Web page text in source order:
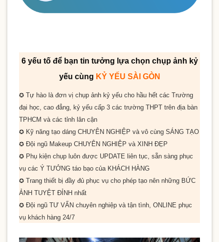
6 yếu tố để bạn tin tưởng lựa chọn chụp ảnh kỷ
yếu cùng KỶ YẾU SÀI GÒN
✪ Tự hào là đơn vị chụp ảnh kỷ yếu cho hầu hết các Trường
đại học, cao đẳng, kỷ yếu cấp 3 các trường THPT trên địa bàn
TPHCM và các tỉnh lân cận
✪ Kỹ năng tạo dáng CHUYÊN NGHIỆP và vô cùng SÁNG TẠO
✪ Đội ngũ Makeup CHUYÊN NGHIỆP và XINH ĐẸP
✪ Phụ kiện chụp luôn được UPDATE liên tục, sẵn sàng phục
vụ các Ý TƯỞNG táo bạo của KHÁCH HÀNG
✪ Trang thiết bị đầy đủ phục vụ cho phép tạo nên những BỨC
ẢNH TUYỆT ĐỈNH nhất
✪ Đội ngũ TƯ VẤN chuyên nghiệp và tận tình, ONLINE phục
vụ khách hàng 24/7